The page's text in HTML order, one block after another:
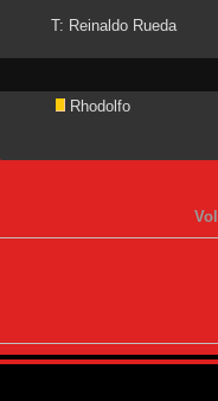
T: Reinaldo Rueda
Rhodolfo